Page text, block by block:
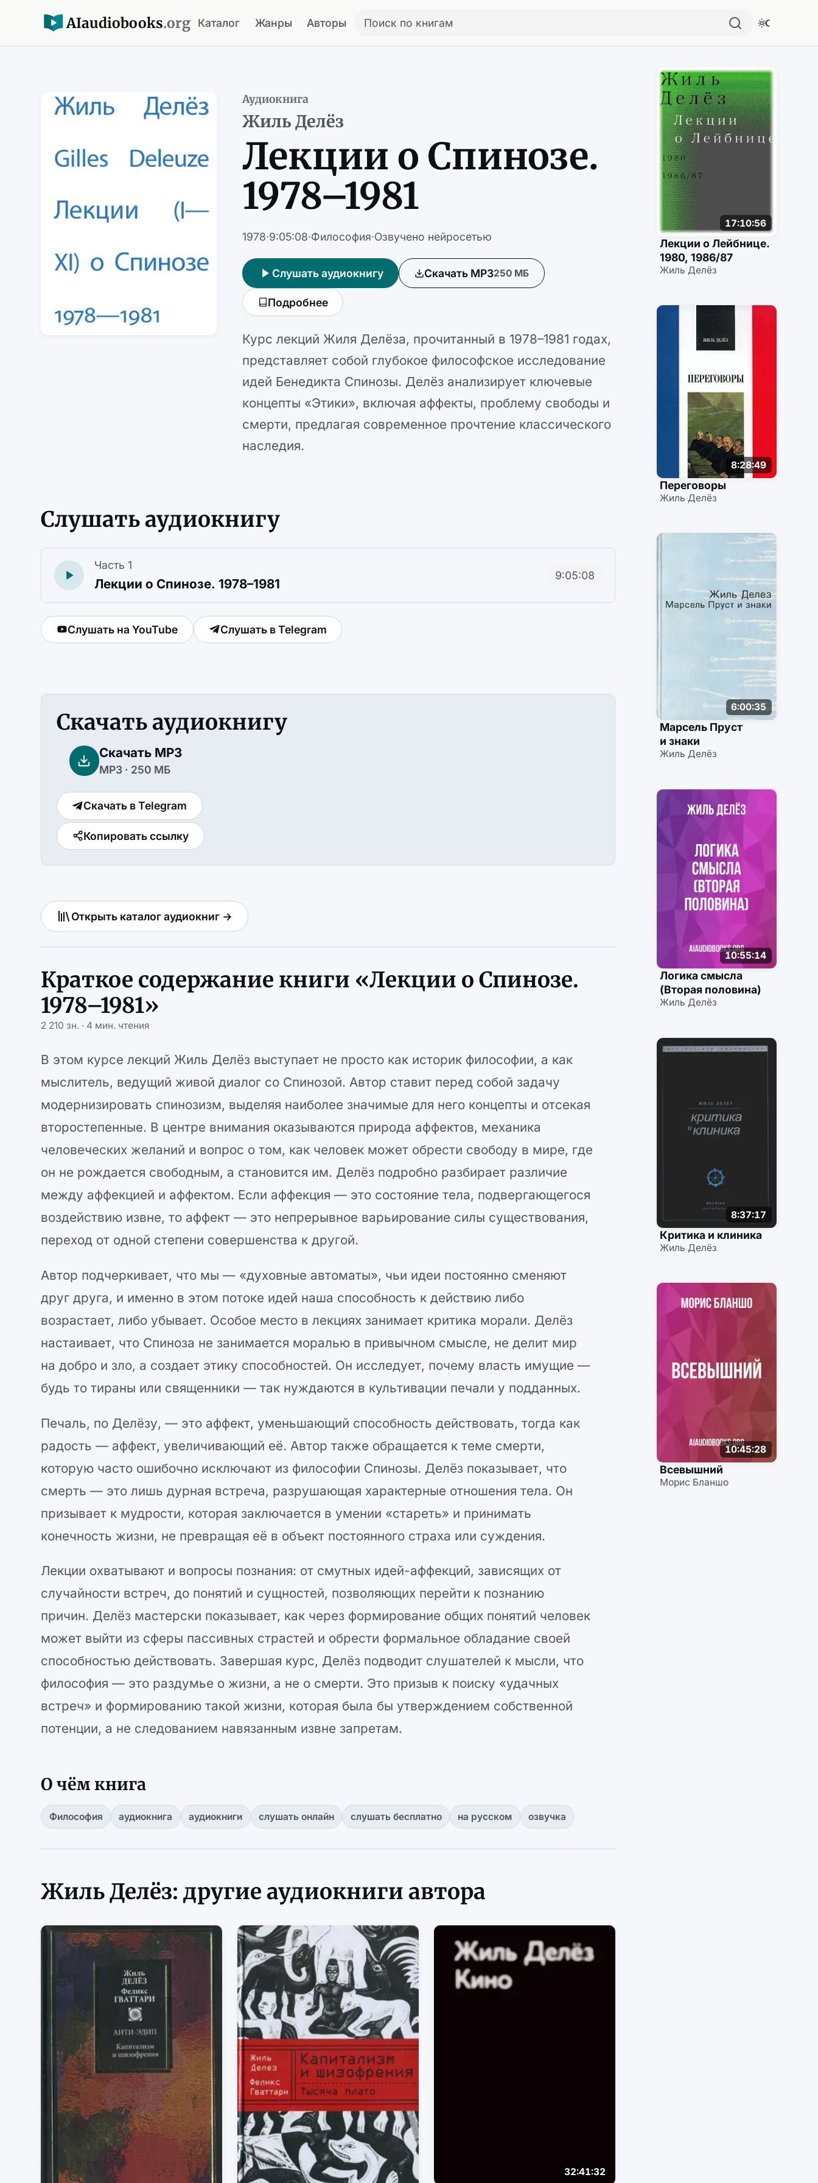
AIaudiobooks.org Каталог Жанры Авторы Поиск по книгам
Аудиокнига
Жиль Делёз
Лекции о Спинозе.
1978–1981
1978·9:05:08·Философия·Озвучено нейросетью
Слушать аудиокнигу Скачать MP3250 МБ
Подробнее
Курс лекций Жиля Делёза, прочитанный в 1978–1981 годах,
представляет собой глубокое философское исследование
идей Бенедикта Спинозы. Делёз анализирует ключевые
концепты «Этики», включая аффекты, проблему свободы и
смерти, предлагая современное прочтение классического
наследия.
Слушать аудиокнигу
Часть 1
Лекции о Спинозе. 1978–1981
9:05:08
Слушать на YouTube Слушать в Telegram
Скачать аудиокнигу
Скачать MP3
MP3 · 250 МБ
Скачать в Telegram
Копировать ссылку
Открыть каталог аудиокниг →
Краткое содержание книги «Лекции о Спинозе.
1978–1981»
2 210 зн. · 4 мин. чтения
В этом курсе лекций Жиль Делёз выступает не просто как историк философии, а как
мыслитель, ведущий живой диалог со Спинозой. Автор ставит перед собой задачу
модернизировать спинозизм, выделяя наиболее значимые для него концепты и отсекая
второстепенные. В центре внимания оказываются природа аффектов, механика
человеческих желаний и вопрос о том, как человек может обрести свободу в мире, где
он не рождается свободным, а становится им. Делёз подробно разбирает различие
между аффекцией и аффектом. Если аффекция — это состояние тела, подвергающегося
воздействию извне, то аффект — это непрерывное варьирование силы существования,
переход от одной степени совершенства к другой.
Автор подчеркивает, что мы — «духовные автоматы», чьи идеи постоянно сменяют
друг друга, и именно в этом потоке идей наша способность к действию либо
возрастает, либо убывает. Особое место в лекциях занимает критика морали. Делёз
настаивает, что Спиноза не занимается моралью в привычном смысле, не делит мир
на добро и зло, а создает этику способностей. Он исследует, почему власть имущие —
будь то тираны или священники — так нуждаются в культивации печали у подданных.
Печаль, по Делёзу, — это аффект, уменьшающий способность действовать, тогда как
радость — аффект, увеличивающий её. Автор также обращается к теме смерти,
которую часто ошибочно исключают из философии Спинозы. Делёз показывает, что
смерть — это лишь дурная встреча, разрушающая характерные отношения тела. Он
призывает к мудрости, которая заключается в умении «стареть» и принимать
конечность жизни, не превращая её в объект постоянного страха или суждения.
Лекции охватывают и вопросы познания: от смутных идей-аффекций, зависящих от
случайности встреч, до понятий и сущностей, позволяющих перейти к познанию
причин. Делёз мастерски показывает, как через формирование общих понятий человек
может выйти из сферы пассивных страстей и обрести формальное обладание своей
способностью действовать. Завершая курс, Делёз подводит слушателей к мысли, что
философия — это раздумье о жизни, а не о смерти. Это призыв к поиску «удачных
встреч» и формированию такой жизни, которая была бы утверждением собственной
потенции, а не следованием навязанным извне запретам.
О чём книга
Философия аудиокнига аудиокниги слушать онлайн слушать бесплатно на русском озвучка
Жиль Делёз: другие аудиокниги автора
32:41:32
Похожие
17:10:56
Лекции о Лейбнице.
1980, 1986/87
Жиль Делёз
8:28:49
Переговоры
Жиль Делёз
6:00:35
Марсель Пруст
и знаки
Жиль Делёз
10:55:14
Логика смысла
(Вторая половина)
Жиль Делёз
8:37:17
Критика и клиника
Жиль Делёз
10:45:28
Всевышний
Морис Бланшо